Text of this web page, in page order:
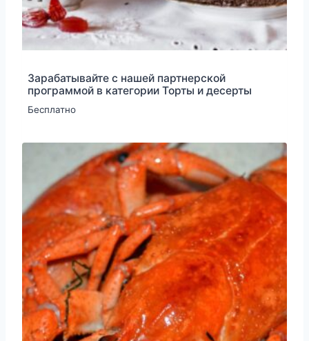
Зарабатывайте с нашей партнерской
программой в категории Торты и десерты
Бесплатно